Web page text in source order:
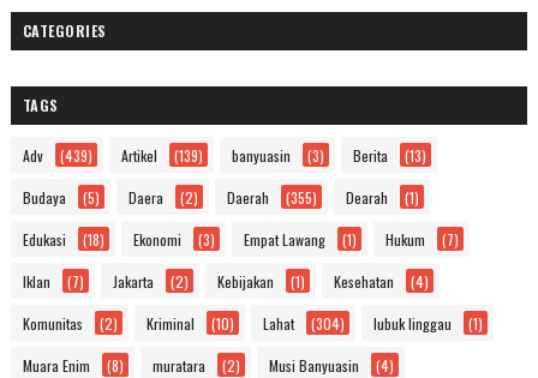
CATEGORIES
TAGS
Adv (439) Artikel (139) banyuasin (3) Berita (13)
Budaya (5) Daera (2) Daerah (355) Dearah (1)
Edukasi (18) Ekonomi (3) Empat Lawang (1) Hukum (7)
Iklan (7) Jakarta (2) Kebijakan (1) Kesehatan (4)
Komunitas (2) Kriminal (10) Lahat (304) lubuk linggau (1)
Muara Enim (8) muratara (2) Musi Banyuasin (4)